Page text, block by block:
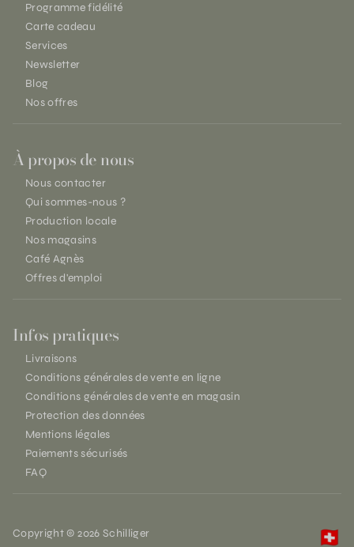
Programme fidélité
Carte cadeau
Services
Newsletter
Blog
Nos offres
À propos de nous
Nous contacter
Qui sommes-nous ?
Production locale
Nos magasins
Café Agnès
Offres d'emploi
Infos pratiques
Livraisons
Conditions générales de vente en ligne
Conditions générales de vente en magasin
Protection des données
Mentions légales
Paiements sécurisés
FAQ
Copyright © 2026 Schilliger 🇨🇭